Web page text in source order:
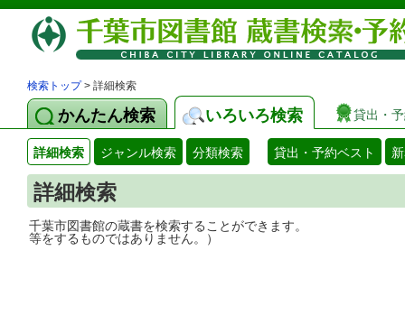
検索トップ> 詳細検索
かんたん検索 いろいろ検索 貸出・
詳細検索 ジャンル検索 分類検索 貸出・予約ベスト
詳細検索
千葉市図書館の蔵書を検索することがで
等をするものではありません。）